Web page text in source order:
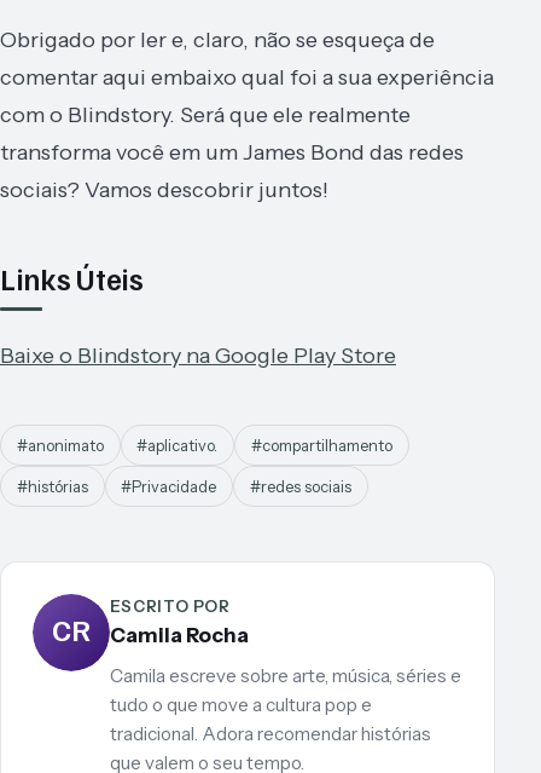
Obrigado por ler e, claro, não se esqueça de
comentar aqui embaixo qual foi a sua experiência
com o Blindstory. Será que ele realmente
transforma você em um James Bond das redes
sociais? Vamos descobrir juntos!
Links Úteis
Baixe o Blindstory na Google Play Store
#anonimato #aplicativo. #compartilhamento
#histórias #Privacidade #redes sociais
CR
ESCRITO POR
Camila Rocha
Camila escreve sobre arte, música, séries e
tudo o que move a cultura pop e
tradicional. Adora recomendar histórias
que valem o seu tempo.